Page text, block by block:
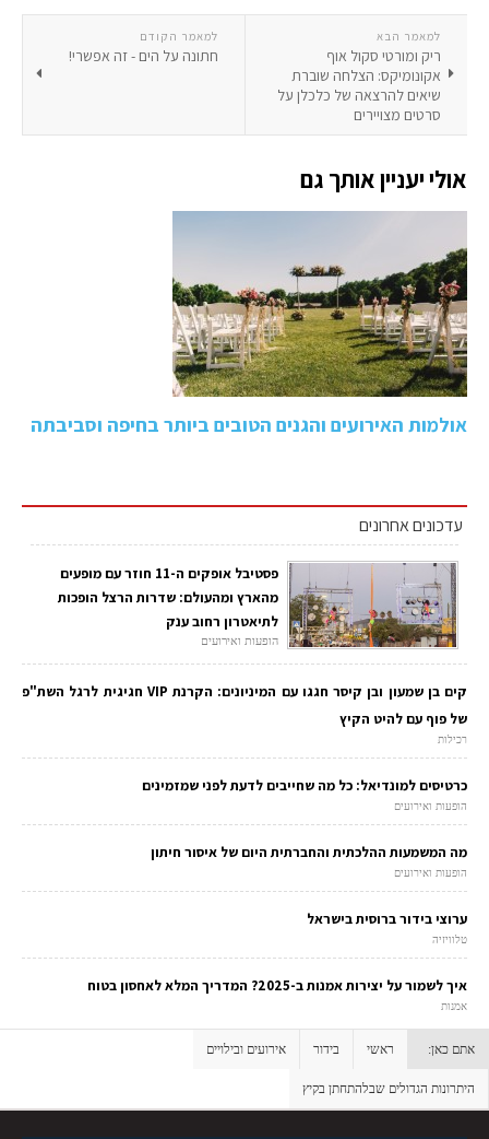
למאמר הקודם
חתונה על הים - זה אפשרי!
למאמר הבא
ריק ומורטי סקול אוף
אקונומיקס: הצלחה שוברת
שיאים להרצאה של כלכלן על
סרטים מצויירים
אולי יעניין אותך גם
אולמות האירועים והגנים הטובים ביותר בחיפה וסביבתה
עדכונים אחרונים
פסטיבל אופקים ה-11 חוזר עם מופעים
מהארץ ומהעולם: שדרות הרצל הופכות
לתיאטרון רחוב ענק
הופעות ואירועים
קים בן שמעון ובן קיסר חגגו עם המיניונים: הקרנת VIP חגיגית לרגל השת"פ
של פוף עם להיט הקיץ
רכילות
כרטיסים למונדיאל: כל מה שחייבים לדעת לפני שמזמינים
הופעות ואירועים
מה המשמעות ההלכתית והחברתית היום של איסור חיתון
הופעות ואירועים
ערוצי בידור ברוסית בישראל
טלוויזיה
איך לשמור על יצירות אמנות ב-2025? המדריך המלא לאחסון בטוח
אמנות
אתם כאן: ראשי בידור אירועים ובילויים
היתרונות הגדולים שבלהתחתן בקיץ